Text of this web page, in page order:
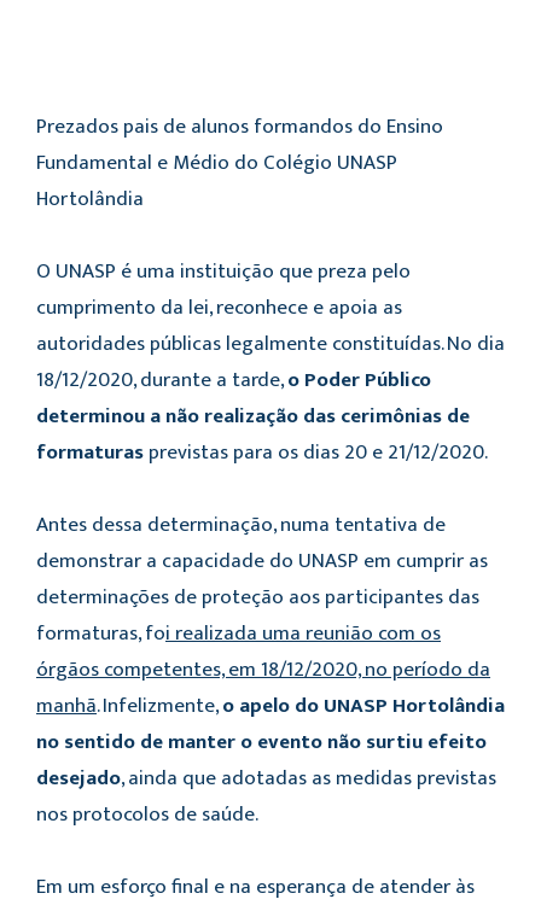
Prezados pais de alunos formandos do Ensino
Fundamental e Médio do Colégio UNASP
Hortolândia
O UNASP é uma instituição que preza pelo
cumprimento da lei, reconhece e apoia as
autoridades públicas legalmente constituídas. No dia
18/12/2020, durante a tarde,o Poder Público
determinou a não realização das cerimônias de
formaturasprevistas para os dias 20 e 21/12/2020.
Antes dessa determinação, numa tentativa de
demonstrar a capacidade do UNASP em cumprir as
determinações de proteção aos participantes das
formaturas, foi realizada uma reunião com os
órgãos competentes, em 18/12/2020, no período da
manhã. Infelizmente,o apelo do UNASP Hortolândia
no sentido de manter o evento não surtiu efeito
desejado, ainda que adotadas as medidas previstas
nos protocolos de saúde.
Em um esforço final e na esperança de atender às